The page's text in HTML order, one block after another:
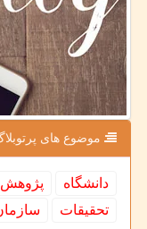
موضوع های
دانشگاه پژوهش
تحقیقات